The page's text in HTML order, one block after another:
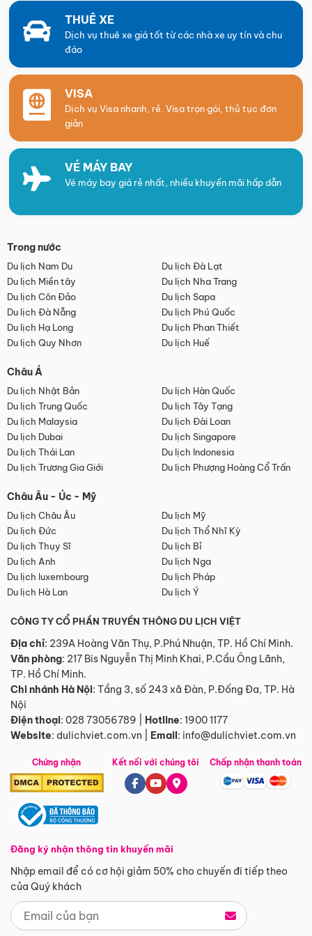
THUÊ XE
Dịch vụ thuê xe giá tốt từ các nhà xe uy tín và chu
đáo
VISA
Dịch vụ Visa nhanh, rẻ. Visa trọn gói, thủ tục đơn
giản
VÉ MÁY BAY
Vé máy bay giá rẻ nhất, nhiều khuyến mãi hấp dẫn
Trong nước
Du lịch Nam Du
Du lịch Đà Lạt
Du lịch Miền tây
Du lịch Nha Trang
Du lịch Côn Đảo
Du lịch Sapa
Du lịch Đà Nẵng
Du lịch Phú Quốc
Du lịch Hạ Long
Du lịch Phan Thiết
Du lịch Quy Nhơn
Du lịch Huế
Châu Á
Du lịch Nhật Bản
Du lịch Hàn Quốc
Du lịch Trung Quốc
Du lịch Tây Tạng
Du lịch Malaysia
Du lịch Đài Loan
Du lịch Dubai
Du lịch Singapore
Du lịch Thái Lan
Du lịch Indonesia
Du lịch Trương Gia Giới
Du lịch Phượng Hoàng Cổ Trấn
Châu Âu - Úc - Mỹ
Du lịch Châu Âu
Du lịch Mỹ
Du lịch Đức
Du lịch Thổ Nhĩ Kỳ
Du lịch Thụy Sĩ
Du lịch Bỉ
Du lịch Anh
Du lịch Nga
Du lịch luxembourg
Du lịch Pháp
Du lịch Hà Lan
Du lịch Ý
CÔNG TY CỔ PHẦN TRUYỀN THÔNG DU LỊCH VIỆT
Địa chỉ: 239A Hoàng Văn Thụ, P.Phú Nhuận, TP. Hồ Chí Minh.
Văn phòng: 217 Bis Nguyễn Thị Minh Khai, P.Cầu Ông Lãnh,
TP. Hồ Chí Minh.
Chi nhánh Hà Nội: Tầng 3, số 243 xã Đàn, P.Đống Đa, TP. Hà
Nội
Điện thoại: 028 73056789 Hotline: 1900 1177
Website: dulichviet.com.vn Email: info@dulichviet.com.vn
Chứng nhận
Đăng ký nhận thông tin khuyến mãi
Nhập email để có cơ hội giảm 50% cho chuyến đi tiếp theo
của Quý khách
Kết nối với chúng tôi Chấp nhận thanh toán